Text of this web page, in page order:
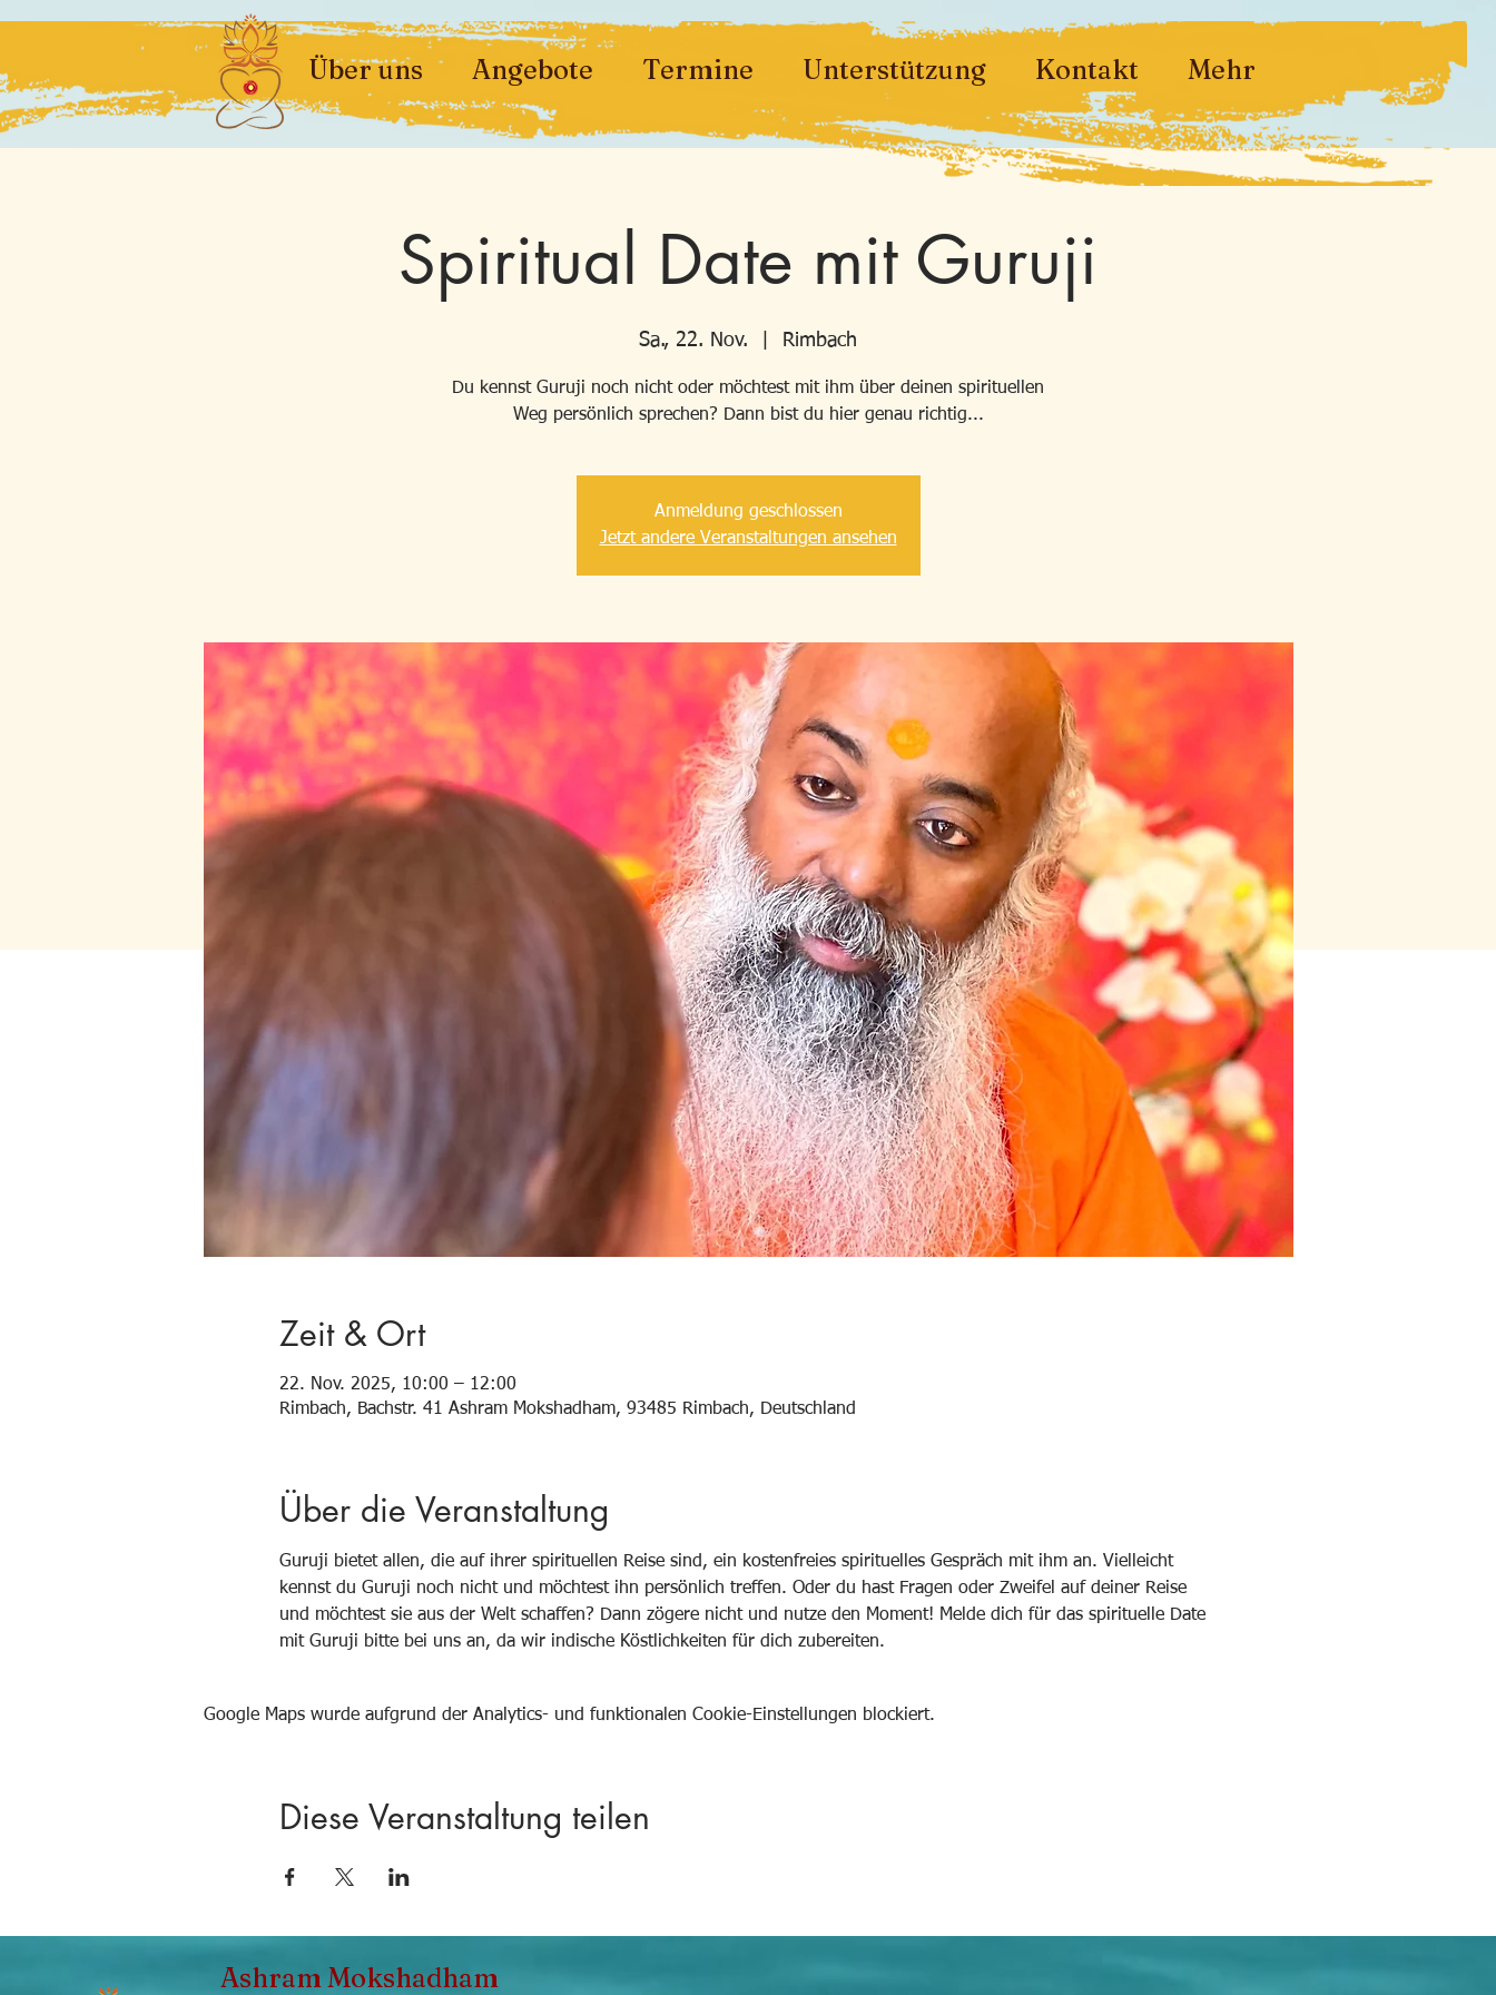
Über uns Angebote Termine Unterstützung Kontakt Mehr
Spiritual Date mit Guruji
Sa., 22. Nov. Rimbach
Du kennst Guruji noch nicht oder möchtest mit ihm über deinen spirituellen
Weg persönlich sprechen? Dann bist du hier genau richtig...
Anmeldung geschlossen
Jetzt andere Veranstaltungen ansehen
Zeit & Ort
22. Nov. 2025, 10:00 – 12:00
Rimbach, Bachstr. 41 Ashram Mokshadham, 93485 Rimbach, Deutschland
Über die Veranstaltung
Guruji bietet allen, die auf ihrer spirituellen Reise sind, ein kostenfreies spirituelles Gespräch mit ihm an. Vielleicht
kennst du Guruji noch nicht und möchtest ihn persönlich treffen. Oder du hast Fragen oder Zweifel auf deiner Reise
und möchtest sie aus der Welt schaffen? Dann zögere nicht und nutze den Moment! Melde dich für das spirituelle Date
mit Guruji bitte bei uns an, da wir indische Köstlichkeiten für dich zubereiten.
Google Maps wurde aufgrund der Analytics- und funktionalen Cookie-Einstellungen blockiert.
Diese Veranstaltung teilen
Ashram Mokshadham